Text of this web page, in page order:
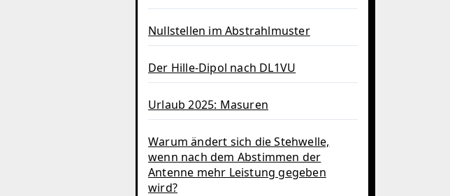
Nullstellen im Abstrahlmuster
Der Hille-Dipol nach DL1VU
Urlaub 2025: Masuren
Warum ändert sich die Stehwelle,
wenn nach dem Abstimmen der
Antenne mehr Leistung gegeben
wird?